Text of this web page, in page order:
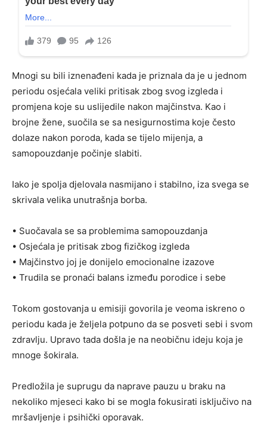
Mnogi su bili iznenađeni kada je priznala da je u jednom
periodu osjećala veliki pritisak zbog svog izgleda i
promjena koje su uslijedile nakon majčinstva. Kao i
brojne žene, suočila se sa nesigurnostima koje često
dolaze nakon poroda, kada se tijelo mijenja, a
samopouzdanje počinje slabiti.
Iako je spolja djelovala nasmijano i stabilno, iza svega se
skrivala velika unutrašnja borba.
• Suočavala se sa problemima samopouzdanja
• Osjećala je pritisak zbog fizičkog izgleda
• Majčinstvo joj je donijelo emocionalne izazove
• Trudila se pronaći balans između porodice i sebe
Tokom gostovanja u emisiji govorila je veoma iskreno o
periodu kada je željela potpuno da se posveti sebi i svom
zdravlju. Upravo tada došla je na neobičnu ideju koja je
mnoge šokirala.
Predložila je suprugu da naprave pauzu u braku na
nekoliko mjeseci kako bi se mogla fokusirati isključivo na
mršavljenje i psihički oporavak.